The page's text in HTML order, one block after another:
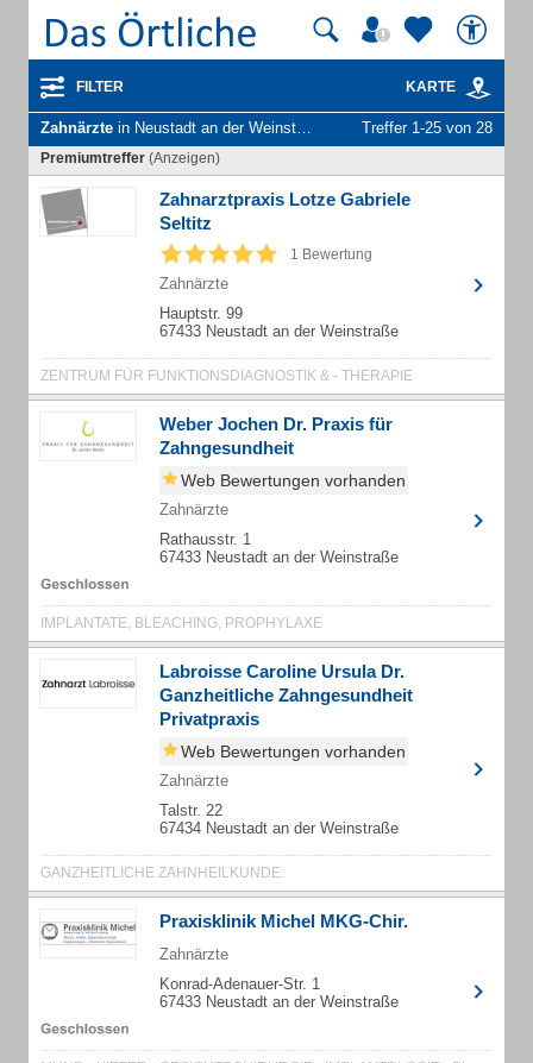
FILTER KARTE
Zahnärzte in Neustadt an der Weinstraße Treffer 1-25 von 28
Premiumtreffer (Anzeigen)
Zahnarztpraxis Lotze Gabriele
Seltitz
1 Bewertung
Zahnärzte
Hauptstr. 99
67433 Neustadt an der Weinstraße
ZENTRUM FÜR FUNKTIONSDIAGNOSTIK & - THERAPIE
Weber Jochen Dr. Praxis für
Zahngesundheit
Web Bewertungen vorhanden
Zahnärzte
Rathausstr. 1
67433 Neustadt an der Weinstraße
IMPLANTATE, BLEACHING, PROPHYLAXE
Labroisse Caroline Ursula Dr.
Ganzheitliche Zahngesundheit
Privatpraxis
Web Bewertungen vorhanden
Zahnärzte
Talstr. 22
67434 Neustadt an der Weinstraße
GANZHEITLICHE ZAHNHEILKUNDE.
Praxisklinik Michel MKG-Chir.
Zahnärzte
Konrad-Adenauer-Str. 1
67433 Neustadt an der Weinstraße